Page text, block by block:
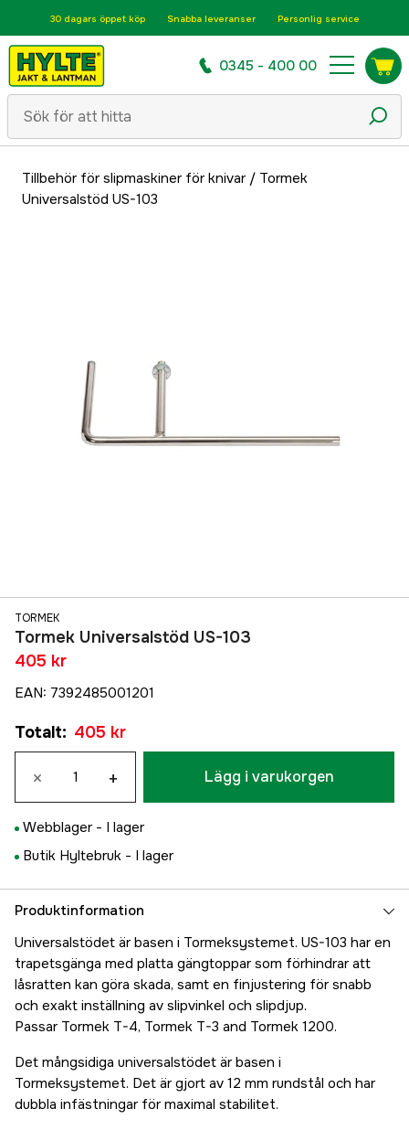
30 dagars öppet köp Snabba leveranser Personlig service
0345 - 400 00
Tillbehör för slipmaskiner för knivar/ Tormek
Universalstöd US-103
TORMEK
Tormek Universalstöd US-103
405 kr
EAN: 7392485001201
Totalt: 405 kr
× + Lägg i varukorgen
Webblager - I lager
Butik Hyltebruk - I lager
Produktinformation
Universalstödet är basen i Tormeksystemet. US-103 har en
trapetsgänga med platta gängtoppar som förhindrar att
låsratten kan göra skada, samt en finjustering för snabb
och exakt inställning av slipvinkel och slipdjup.
Passar Tormek T-4, Tormek T-3 and Tormek 1200.
Det mångsidiga universalstödet är basen i
Tormeksystemet. Det är gjort av 12 mm rundstål och har
dubbla infästningar för maximal stabilitet.